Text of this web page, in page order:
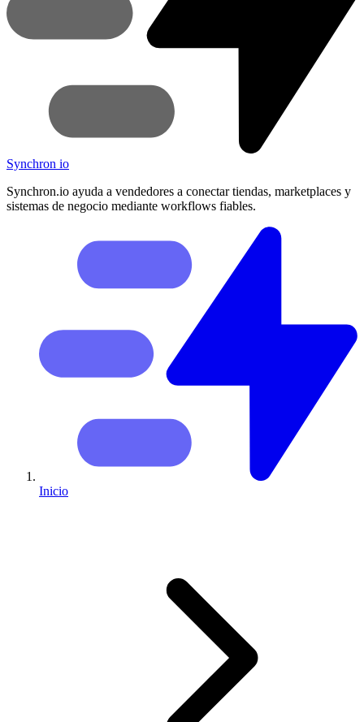
Synchron io
Synchron.io ayuda a vendedores a conectar tiendas, marketplaces y
sistemas de negocio mediante workflows fiables.
Inicio